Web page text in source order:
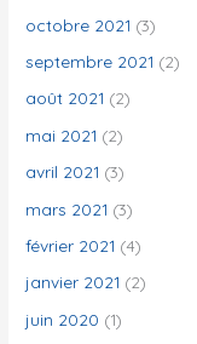
octobre 2021 (3)
septembre 2021 (2)
août 2021 (2)
mai 2021 (2)
avril 2021 (3)
mars 2021 (3)
février 2021 (4)
janvier 2021 (2)
juin 2020 (1)